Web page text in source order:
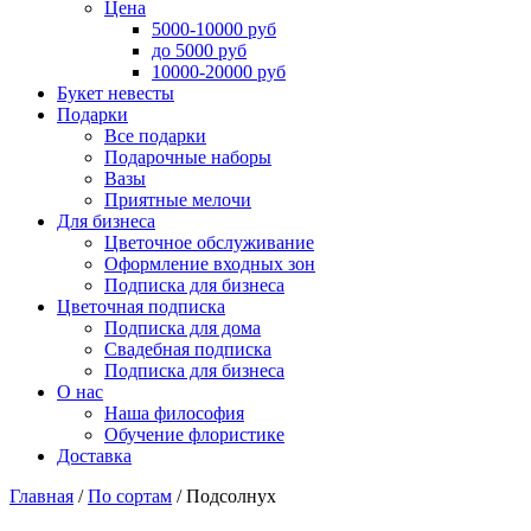
Цена
5000-10000 руб
до 5000 руб
10000-20000 руб
Букет невесты
Подарки
Все подарки
Подарочные наборы
Вазы
Приятные мелочи
Для бизнеса
Цветочное обслуживание
Оформление входных зон
Подписка для бизнеса
Цветочная подписка
Подписка для дома
Свадебная подписка
Подписка для бизнеса
О нас
Наша философия
Обучение флористике
Доставка
Главная / По сортам /Подсолнух